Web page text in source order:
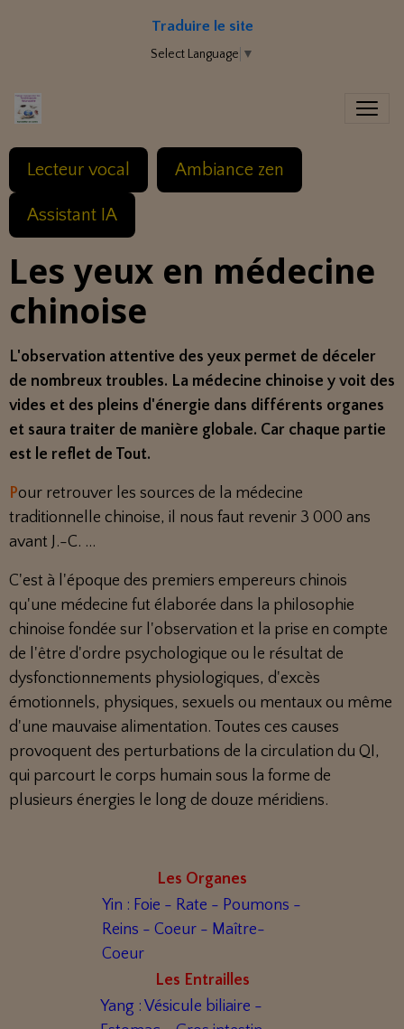
Traduire le site
Select Language ▼
Lecteur vocal Ambiance zen
Assistant IA
Les yeux en médecine
chinoise
L'observation attentive des yeux permet de déceler
de nombreux troubles. La médecine chinoise y voit des
vides et des pleins d'énergie dans différents organes
et saura traiter de manière globale. Car chaque partie
est le reflet de Tout.
Pour retrouver les sources de la médecine
traditionnelle chinoise, il nous faut revenir 3 000 ans
avant J.-C. ...
C'est à l'époque des premiers empereurs chinois
qu'une médecine fut élaborée dans la philosophie
chinoise fondée sur l'observation et la prise en compte
de l'être d'ordre psychologique ou le résultat de
dysfonctionnements physiologiques, d'excès
émotionnels, physiques, sexuels ou mentaux ou même
d'une mauvaise alimentation. Toutes ces causes
provoquent des perturbations de la circulation du QI,
qui parcourt le corps humain sous la forme de
plusieurs énergies le long de douze méridiens.
Les Organes
Yin : Foie - Rate - Poumons -
Reins - Coeur - Maître-
Coeur
Les Entrailles
Yang : Vésicule biliaire -